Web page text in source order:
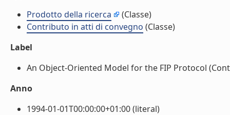
Prodotto della ricerca
(Classe)
Contributo in atti di convegno (Classe)
Label
An Object-Oriented Model for the FIP Protocol
Anno
1994-01-01T00:00:00+01:00 (literal)